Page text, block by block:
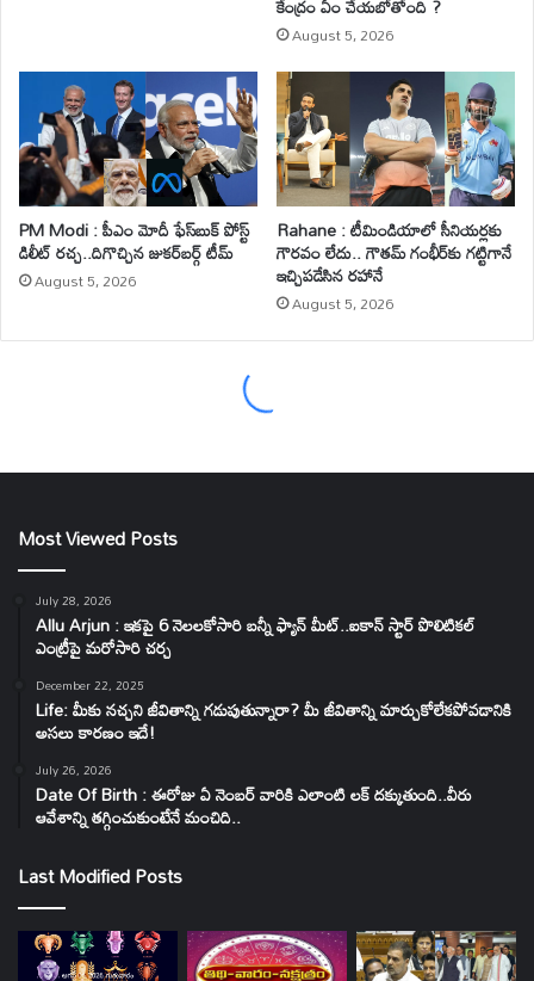
Most Viewed Posts
July 28, 2026
Allu Arjun : ఇకపై 6 నెలలకోసారి బన్నీ ఫ్యాన్ మీట్..ఐకాన్ స్టార్ పొలిటికల్
ఎంట్రీపై మరోసారి చర్చ
December 22, 2025
Life: మీకు నచ్చని జీవితాన్ని గడుపుతున్నారా? మీ జీవితాన్ని మార్చుకోలేకపోవడానికి
అసలు కారణం ఇదే!
July 26, 2026
Date Of Birth : ఈరోజు ఏ నెంబర్ వారికి ఎలాంటి లక్ దక్కుతుంది..వీరు
ఆవేశాన్ని తగ్గించుకుంటేనే మంచిది..
Last Modified Posts